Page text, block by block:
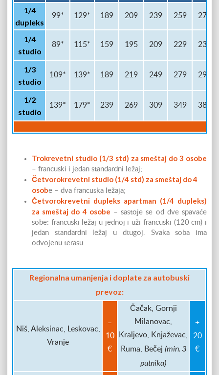
1/4
dupleks
99* 129* 189 209 239 259 279
1/4
studio
89* 115* 159 195 209 229 239
1/3
studio
109* 139* 189 219 249 279 299
1/2
studio
139* 179* 239 269 309 349 389
Trokrevetni studio (1/3 std) za smeštaj do 3 osobe
– francuski i jedan standardni ležaj;
Četvorokrevetni studio (1/4 std) za smeštaj do 4
osobe – dva francuska ležaja;
Četvorokrevetni dupleks apartman (1/4 dupleks)
za smeštaj do 4 osobe – sastoje se od dve spavaće
sobe: francuski ležaj u jednoj i uži francuski (120 cm) i
jedan standardni ležaj u dtugoj. Svaka soba ima
odvojenu terasu.
Regionalna umanjenja i doplate za autobuski
prevoz:
Niš, Aleksinac, Leskovac,
Vranje
–
10
€
Čačak, Gornji
Milanovac,
Kraljevo, Knjaževac,
Ruma, Bečej (min. 3
putnika)
+
20
€